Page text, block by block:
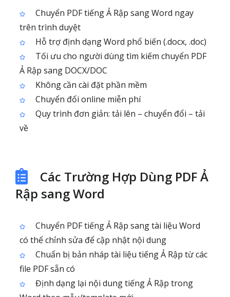
Chuyển PDF tiếng Ả Rập sang Word ngay
trên trình duyệt
Hỗ trợ định dạng Word phổ biến (.docx, .doc)
Tối ưu cho người dùng tìm kiếm chuyển PDF
Ả Rập sang DOCX/DOC
Không cần cài đặt phần mềm
Chuyển đổi online miễn phí
Quy trình đơn giản: tải lên – chuyển đổi – tải
về
Các Trường Hợp Dùng PDF Ả
Rập sang Word
Chuyển PDF tiếng Ả Rập sang tài liệu Word
có thể chỉnh sửa để cập nhật nội dung
Chuẩn bị bản nháp tài liệu tiếng Ả Rập từ các
file PDF sẵn có
Định dạng lại nội dung tiếng Ả Rập trong